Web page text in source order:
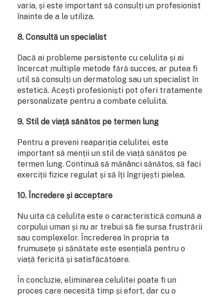
varia, și este important să consulți un profesionist
înainte de a le utiliza.
8. Consultă un specialist
Dacă ai probleme persistente cu celulita și ai
încercat multiple metode fără succes, ar putea fi
util să consulți un dermatolog sau un specialist în
estetică. Acești profesioniști pot oferi tratamente
personalizate pentru a combate celulita.
9. Stil de viață sănătos pe termen lung
Pentru a preveni reapariția celulitei, este
important să menții un stil de viață sănătos pe
termen lung. Continuă să mănânci sănătos, să faci
exerciții fizice regulat și să îți îngrijești pielea.
10. Încredere și acceptare
Nu uita că celulita este o caracteristică comună a
corpului uman și nu ar trebui să fie sursa frustrării
sau complexelor. Încrederea în propria ta
frumusețe și sănătate este esențială pentru o
viață fericită și satisfăcătoare.
În concluzie, eliminarea celulitei poate fi un
proces care necesită timp și efort, dar cu o